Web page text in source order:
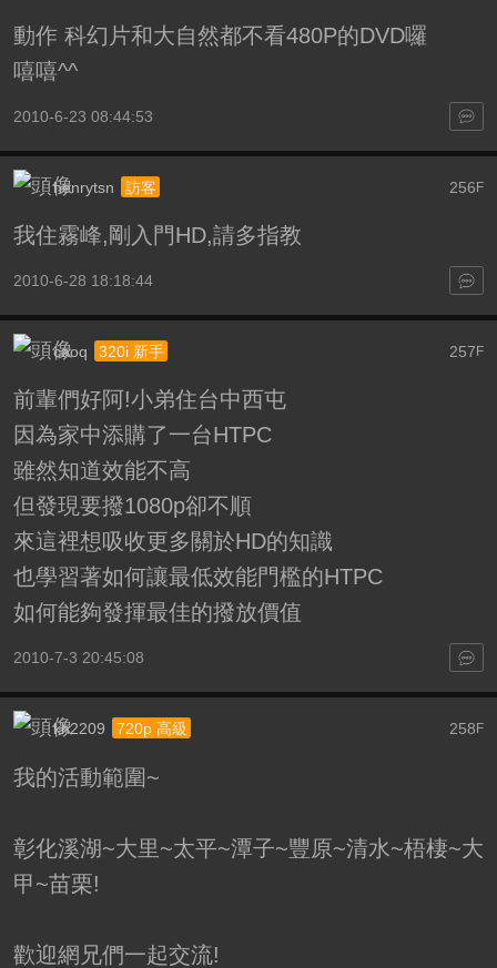
動作 科幻片和大自然都不看480P的DVD囉
嘻嘻^^
2010-6-23 08:44:53
256F
henrytsn 訪客
我住霧峰,剛入門HD,請多指教
2010-6-28 18:18:44
257F
caoq 320i 新手
前輩們好阿!小弟住台中西屯
因為家中添購了一台HTPC
雖然知道效能不高
但發現要撥1080p卻不順
來這裡想吸收更多關於HD的知識
也學習著如何讓最低效能門檻的HTPC
如何能夠發揮最佳的撥放價值
2010-7-3 20:45:08
258 F
kh2209 720p 高級
我的活動範圍~
彰化溪湖~大里~太平~潭子~豐原~清水~梧棲~大
甲~苗栗!
歡迎網兄們一起交流!